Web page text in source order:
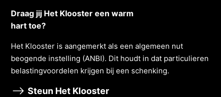
Draag jij Het Klooster een warm
hart toe?
Het Klooster is aangemerkt als een algemeen nut
beogende instelling (ANBI). Dit houdt in dat particulieren
belastingvoordelen krĳgen bĳ een schenking.
Steun Het Klooster